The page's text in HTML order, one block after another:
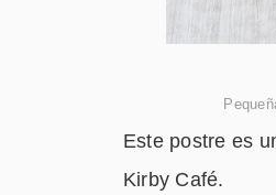
Este postre es
Kirby Café.